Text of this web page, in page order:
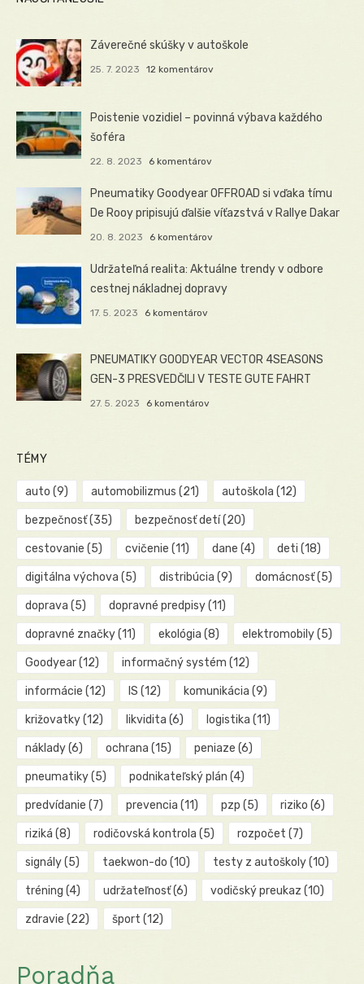
Záverečné skúšky v autoškole
25. 7. 2023 12 komentárov
Poistenie vozidiel – povinná výbava každého
šoféra
22. 8. 2023 6 komentárov
Pneumatiky Goodyear OFFROAD si vďaka tímu
De Rooy pripisujú ďalšie víťazstvá v Rallye Dakar
20. 8. 2023 6 komentárov
Udržateľná realita: Aktuálne trendy v odbore
cestnej nákladnej dopravy
17. 5. 2023 6 komentárov
PNEUMATIKY GOODYEAR VECTOR 4SEASONS
GEN-3 PRESVEDČILI V TESTE GUTE FAHRT
27. 5. 2023 6 komentárov
TÉMY
auto (9) automobilizmus (21) autoškola (12)
bezpečnosť(35) bezpečnosť detí(20)
cestovanie (5) cvičenie (11) dane (4) deti (18)
digitálna výchova (5) distribúcia (9) domácnosť(5)
doprava (5) dopravné predpisy(11)
dopravné značky(11) ekológia (8) elektromobily(5)
Goodyear(12) informačný systém (12)
informácie (12) IS (12) komunikácia (9)
križovatky(12) likvidita (6) logistika (11)
náklady(6) ochrana (15) peniaze (6)
pneumatiky(5) podnikateľský plán (4)
predvídanie (7) prevencia (11) pzp (5) riziko (6)
riziká (8) rodičovská kontrola (5) rozpočet (7)
signály(5) taekwon-do (10) testy z autoškoly(10)
tréning (4) udržateľnosť(6) vodičský preukaz (10)
zdravie (22) šport (12)
Poradňa